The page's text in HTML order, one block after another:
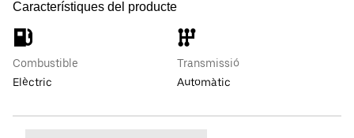
Característiques del producte
Combustible
Elèctric
Transmissió
Automàtic